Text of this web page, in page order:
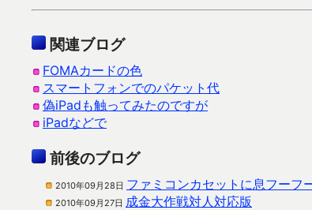
関連ブログ
FOMAカードの色
スマートフォンでのパケット代
偽iPadも触ってみたのですが
iPadなどで
前後のブログ
2010年09月28日 ファミコンカセットに息フーフ
2010年09月27日 成金大作戦対人対応版